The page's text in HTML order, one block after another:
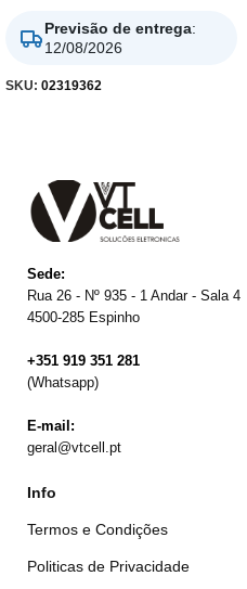
Previsão de entrega:
12/08/2026
SKU: 02319362
Sede:
Rua 26 - Nº 935 - 1 Andar - Sala 4
4500-285 Espinho
+351 919 351 281
(Whatsapp)
E-mail:
geral@vtcell.pt
Info
Termos e Condições
Politicas de Privacidade